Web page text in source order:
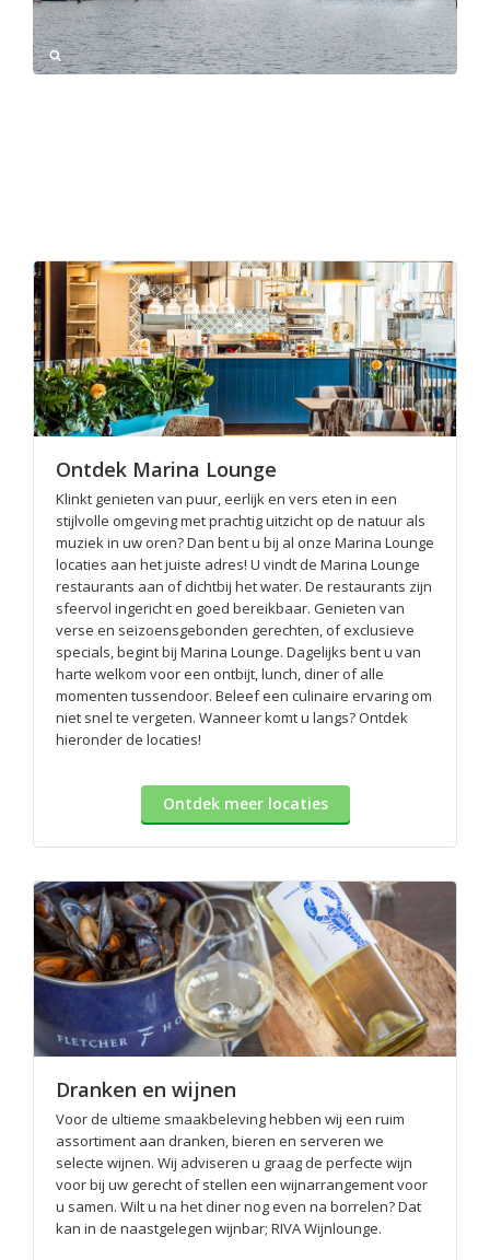
Ontdek Marina Lounge
Klinkt genieten van puur, eerlijk en vers eten in een
stijlvolle omgeving met prachtig uitzicht op de natuur als
muziek in uw oren? Dan bent u bij al onze Marina Lounge
locaties aan het juiste adres! U vindt de Marina Lounge
restaurants aan of dichtbij het water. De restaurants zijn
sfeervol ingericht en goed bereikbaar. Genieten van
verse en seizoensgebonden gerechten, of exclusieve
specials, begint bij Marina Lounge. Dagelijks bent u van
harte welkom voor een ontbijt, lunch, diner of alle
momenten tussendoor. Beleef een culinaire ervaring om
niet snel te vergeten. Wanneer komt u langs? Ontdek
hieronder de locaties!
Ontdek meer locaties
Dranken en wijnen
Voor de ultieme smaakbeleving hebben wij een ruim
assortiment aan dranken, bieren en serveren we
selecte wijnen. Wij adviseren u graag de perfecte wijn
voor bij uw gerecht of stellen een wijnarrangement voor
u samen. Wilt u na het diner nog even na borrelen? Dat
kan in de naastgelegen wijnbar; RIVA Wijnlounge.